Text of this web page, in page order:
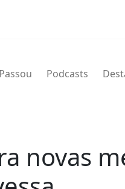
Passou Podcasts
novas